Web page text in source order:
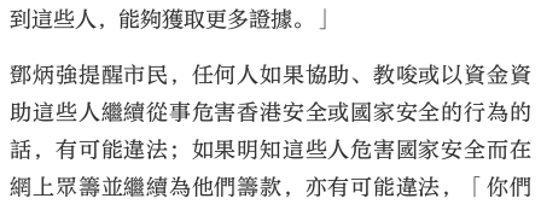
到這些人，能夠獲取更多證據。」
鄧炳強提醒市民，任何人如果協助、教唆或以資金資
助這些人繼續從事危害香港安全或國家安全的行為的
話，有可能違法；如果明知這些人危害國家安全而在
網上眾籌並繼續為他們籌款，亦有可能違法，「你們